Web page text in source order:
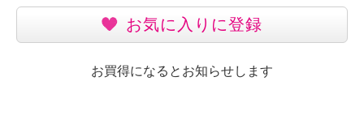
お気に入りに登録
お買得になるとお知らせします